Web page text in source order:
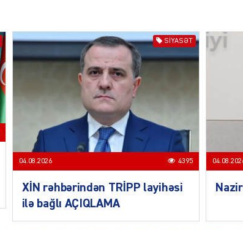
SIYASƏT
04.08.2026 4395
XİN rəhbərindən TRİPP layihəsi
ilə bağlı AÇIQLAMA